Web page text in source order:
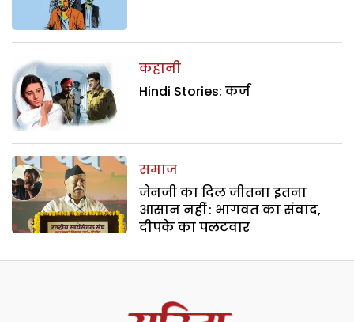
कहानी
Hindi Stories: कर्ज
समाज
जेनजी का दिल जीतना इतना
आसान नहीं : भागवत का संवाद,
दीपके का पलटवार